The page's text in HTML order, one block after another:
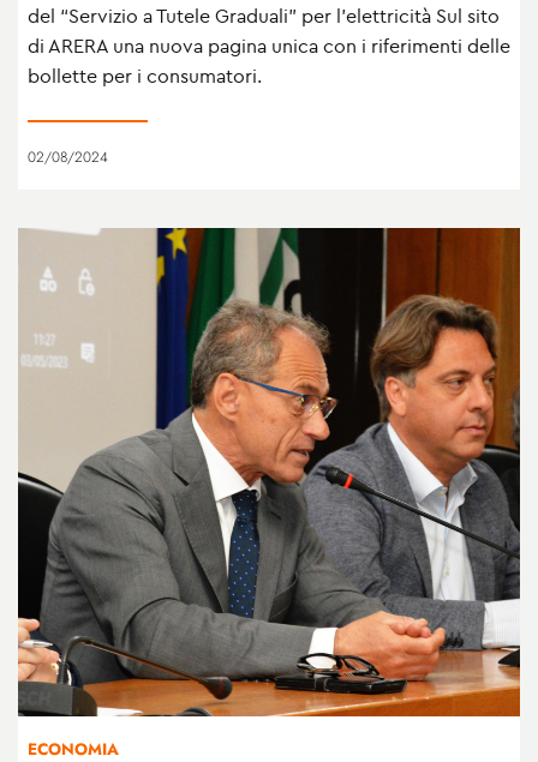
del “Servizio a Tutele Graduali” per l’elettricità Sul sito
di ARERA una nuova pagina unica con i riferimenti delle
bollette per i consumatori.
02/08/2024
ECONOMIA